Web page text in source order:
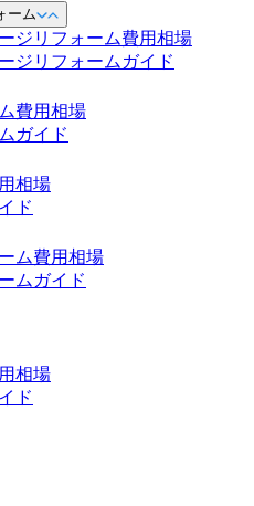
ーム
ジリフォーム費用相場
ジリフォームガイド
費用相場
ガイド
相場
ド
ム費用相場
ムガイド
相場
ド